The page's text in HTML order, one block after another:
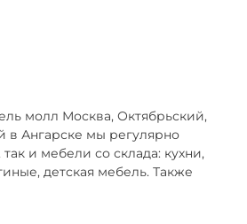
молл Москва, Октябрьский,
в Ангарске мы регулярно
и мебели со склада: кухни,
детская мебель. Также